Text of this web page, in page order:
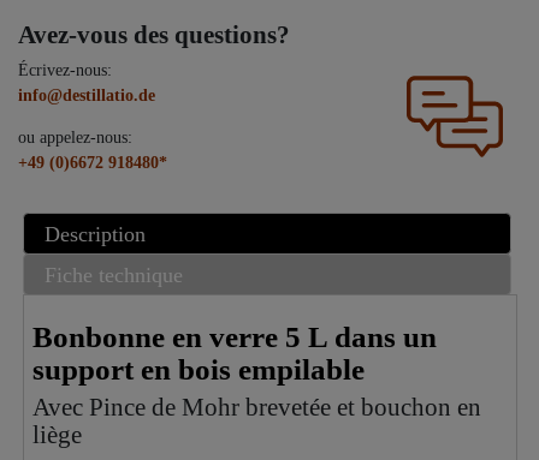
Avez-vous des questions?
Écrivez-nous:
info@destillatio.de
ou appelez-nous:
+49 (0)6672 918480*
Description
Fiche technique
Bonbonne en verre 5 L dans un
support en bois empilable
Avec Pince de Mohr brevetée et bouchon en
liège